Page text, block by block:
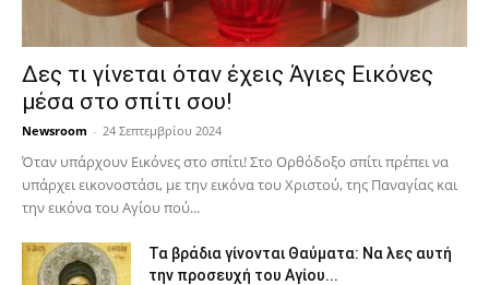
Δες τι γίνεται όταν έχεις Άγιες Εικόνες
μέσα στο σπίτι σου!
Newsroom - 24 Σεπτεμβρίου 2024
Όταν υπάρχουν Εικόνες στο σπίτι! Στο Ορθόδοξο σπίτι πρέπει να
υπάρχει εικονοστάσι, με την εικόνα του Χριστού, της Παν­αγίας και
την εικόνα του Αγίου πού...
Τα βράδια γίνονται Θαύματα: Να λες αυτή
την προσευχή του Αγίου...